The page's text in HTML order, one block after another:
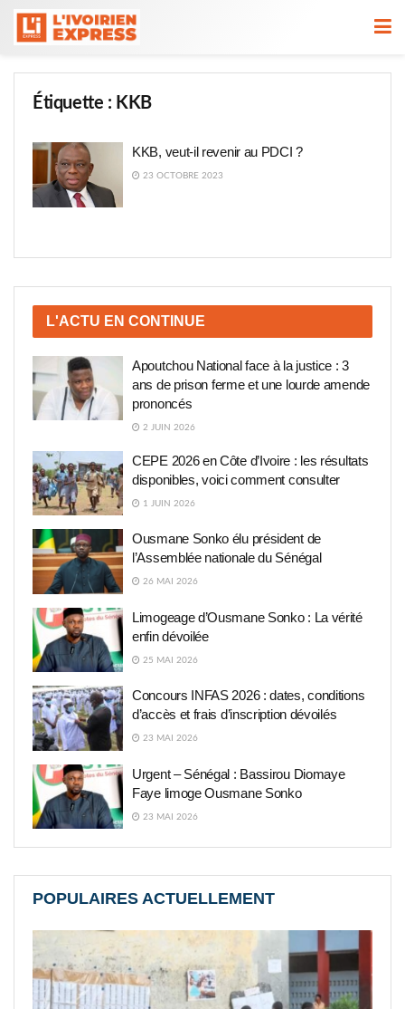
Étiquette : KKB
KKB, veut-il revenir au PDCI ?
23 OCTOBRE 2023
L'ACTU EN CONTINUE
Apoutchou National face à la justice : 3
ans de prison ferme et une lourde amende
prononcés
2 JUIN 2026
CEPE 2026 en Côte d’Ivoire : les résultats
disponibles, voici comment consulter
1 JUIN 2026
Ousmane Sonko élu président de
l’Assemblée nationale du Sénégal
26 MAI 2026
Limogeage d’Ousmane Sonko : La vérité
enfin dévoilée
25 MAI 2026
Concours INFAS 2026 : dates, conditions
d’accès et frais d’inscription dévoilés
23 MAI 2026
Urgent – Sénégal : Bassirou Diomaye
Faye limoge Ousmane Sonko
23 MAI 2026
POPULAIRES ACTUELLEMENT